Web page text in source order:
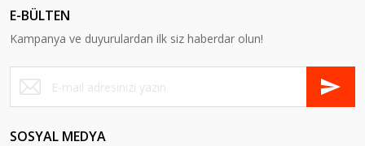
E-BÜLTEN
Kampanya ve duyurulardan ilk siz haberdar olun!
SOSYAL MEDYA